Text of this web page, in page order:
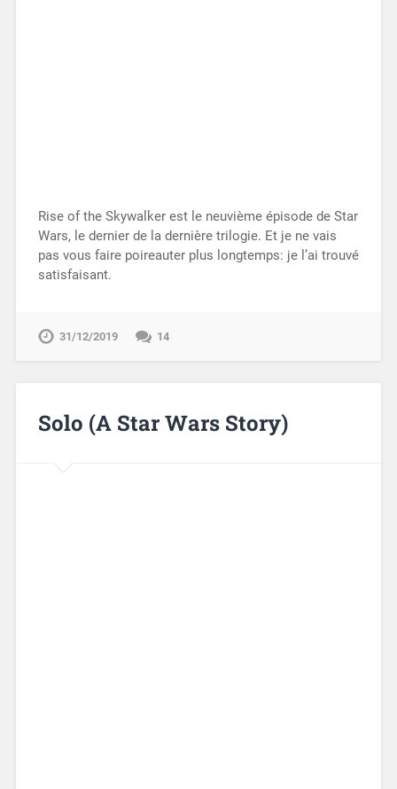
Rise of the Skywalker est le neuvième épisode de Star
Wars, le dernier de la dernière trilogie. Et je ne vais
pas vous faire poireauter plus longtemps: je l’ai trouvé
satisfaisant.
31/12/2019 14
Solo (A Star Wars Story)